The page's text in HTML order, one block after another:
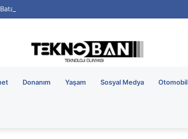
Ömrü Nasıl Uzatılır?
Donanım Yaşam Sosyal Medya Otomobil